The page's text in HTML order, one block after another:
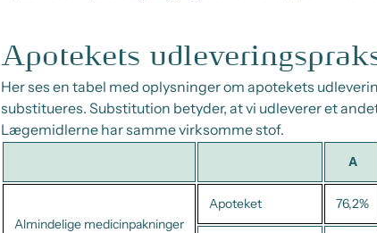
Apotekets
Her ses en tabel med oplysninger om apotekets
substitueres. Substitution betyder, at vi udleverer et
Lægemidlerne har samme virksomme stof.
A
Almindelige medicinpakninger
Apoteket 76,2%